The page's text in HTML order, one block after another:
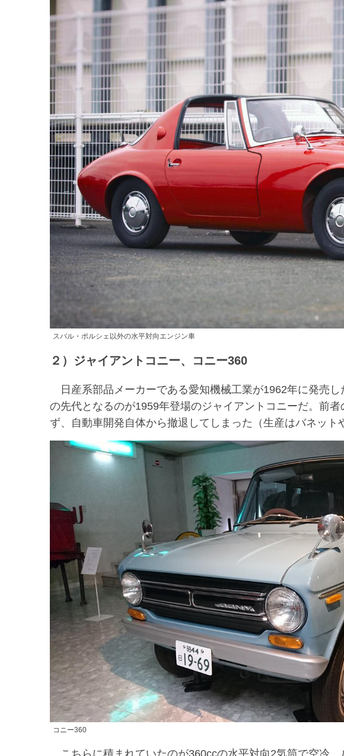
スバル・ポルシェ以外の水平対向エンジン車
２）ジャイアントコニー、コニー360
日産系部品メーカーである愛知機械工業が1962年に発売
の先代となるのが1959年登場のジャイアントコニーだ。前
ず、自動車開発自体から撤退してしまった（生産はバネット
コニー360